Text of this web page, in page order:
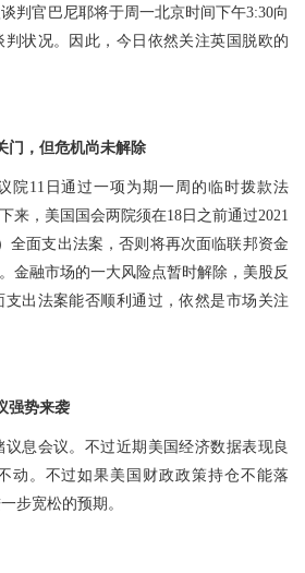
判官巴尼耶将于周一北京时间下午3:30向
状况。因此，今日依然关注英国脱欧的
门，但危机尚未解除
院11日通过一项为期一周的临时拨款法
来，美国国会两院须在18日之前通过2021
全面支出法案，否则将再次面临联邦资金
金融市场的一大风险点暂时解除，美股反
出法案能否顺利通过，依然是市场关注
强势来袭
息会议。不过近期美国经济数据表现良
动。不过如果美国财政政策持仓不能落
步宽松的预期。